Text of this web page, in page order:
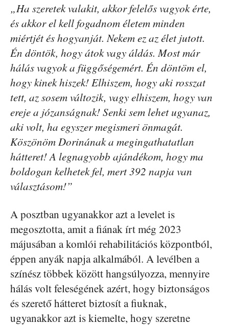
„Ha szeretek valakit, akkor felelős vagyok érte,
és akkor el kell fogadnom életem minden
miértjét és hogyanját. Nekem ez az élet jutott.
Én döntök, hogy átok vagy áldás. Most már
hálás vagyok a függőségemért. Én döntöm el,
hogy kinek hiszek! Elhiszem, hogy aki rosszat
tett, az sosem változik, vagy elhiszem, hogy van
ereje a józanságnak! Senki sem lehet ugyanaz,
aki volt, ha egyszer megismeri önmagát.
Köszönöm Dorinának a megingathatatlan
hátteret! A legnagyobb ajándékom, hogy ma
boldogan kelhetek fel, mert 392 napja van
választásom!”
A posztban ugyanakkor azt a levelet is
megosztotta, amit a fiának írt még 2023
májusában a komlói rehabilitációs központból,
éppen anyák napja alkalmából. A levélben a
színész többek között hangsúlyozza, mennyire
hálás volt feleségének azért, hogy biztonságos
és szerető hátteret biztosít a fiuknak,
ugyanakkor azt is kiemelte, hogy szeretne